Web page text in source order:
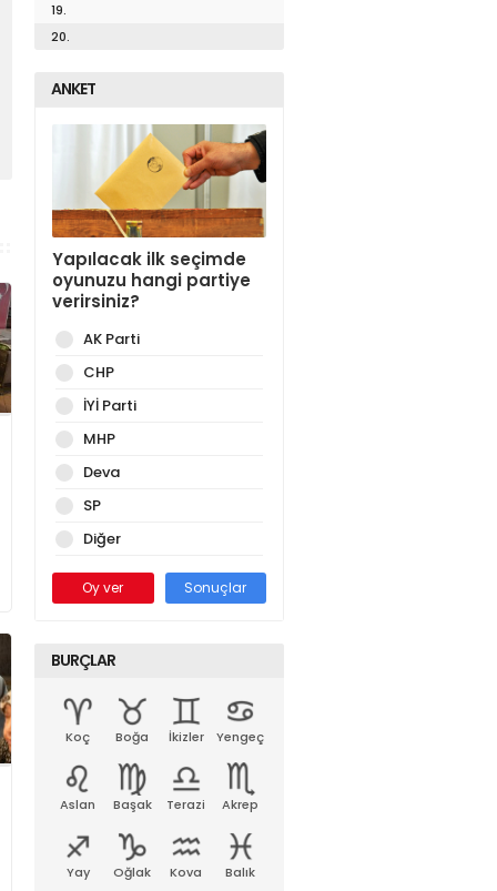
19.
20.
ANKET
Yapılacak ilk seçimde
oyunuzu hangi partiye
verirsiniz?
AK Parti
CHP
İYİ Parti
MHP
Deva
SP
Diğer
Oy ver Sonuçlar
BURÇLAR
Koç Boğa İkizler Yengeç
Aslan Başak Terazi Akrep
Yay Oğlak Kova Balık